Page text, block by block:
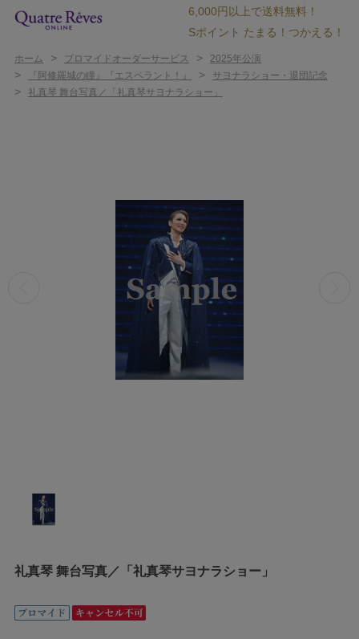
6,000円以上で送料無料！
Sポイント たまる！つかえる！
ホーム > ブロマイドオーダーサービス > 2025年公演
> 『阿修羅城の瞳』『エスペラント！』 > サヨナラショー・退団記念
> 礼真琴 舞台写真／「礼真琴サヨナラショー」
礼真琴 舞台写真／「礼真琴サヨナラショー」